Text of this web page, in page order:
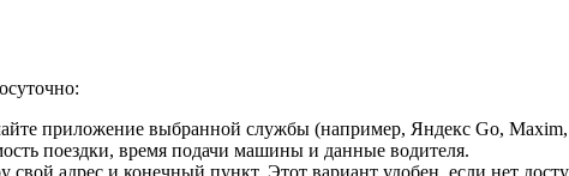
приложение выбранной службы (например, Яндекс Go, Maxim,
поездки, время подачи машины и данные водителя.
свой адрес и конечный пункт. Этот вариант удобен, если нет